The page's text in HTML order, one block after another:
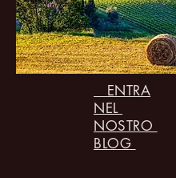
ENTRA
NEL
NOSTRO
BLOG